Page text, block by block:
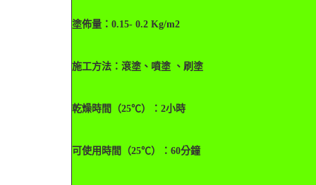
塗佈量：0.15- 0.2 Kg/m2
施工方法：滾塗、噴塗 、刷塗
乾燥時間（25℃）：2小時
可使用時間（25℃）：60分鐘